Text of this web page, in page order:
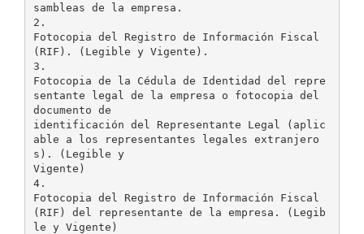
sambleas de la empresa.
2.
Fotocopia del Registro de Información Fiscal
(RIF). (Legible y Vigente).
3.
Fotocopia de la Cédula de Identidad del repre
sentante legal de la empresa o fotocopia del
documento de
identificación del Representante Legal (aplic
able a los representantes legales extranjero
s). (Legible y
Vigente)
4.
Fotocopia del Registro de Información Fiscal
(RIF) del representante de la empresa. (Legib
le y Vigente)